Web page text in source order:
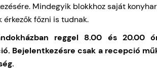
Mindegyik blokkhoz saját
érkezők főzni is tudnak.
reggel 8.00 és 20.00
Bejelentkezésre csak a recepció